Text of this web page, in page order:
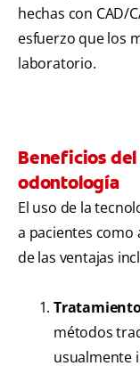
hechas con CAD/
esfuerzo que los
laboratorio.
Beneficios del
odontología
El uso de la
a pacientes como
de las ventajas
métodos
usualmente